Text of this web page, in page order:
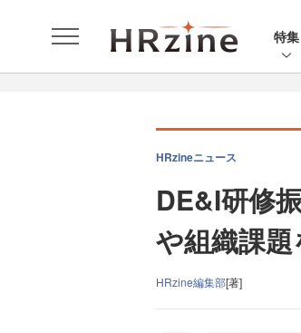
特集
HRzineニュース
DE&I研修
や組織課
HRzine編集部[著]